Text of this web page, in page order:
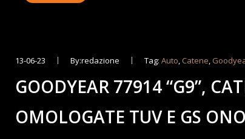
13-06-23 By:redazione Tag:Auto Catene
GOODYEAR 77914 “G9”,
OMOLOGATE TUV E GS